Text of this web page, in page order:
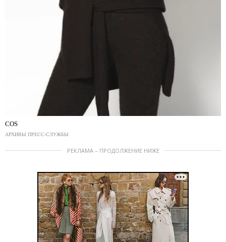
COS
АРХИВЫ ПРЕСС-СЛУЖБЫ
РЕКЛАМА – ПРОДОЛЖЕНИЕ НИЖЕ